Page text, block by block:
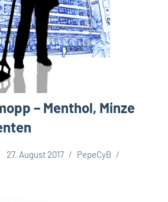
– Menthol, Minze
27. August 2017
PepeCyB